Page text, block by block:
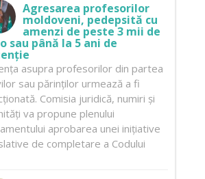
Agresarea profesorilor
moldoveni, pedepsită cu
amenzi de peste 3 mii de
sau până la 5 ani de
asupra profesorilor din partea
sau părinților urmează a fi
Comisia juridică, numiri și
va propune plenului
aprobarea unei inițiative
de completare a Codului